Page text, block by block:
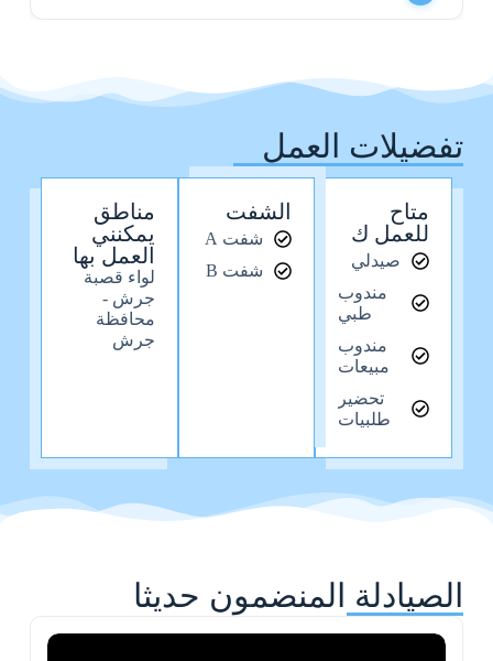
تفضيلات العمل
متاح
للعمل ك
صيدلي
مندوب
طبي
مندوب
مبيعات
تحضير
طلبيات
الشفت
شفت A
شفت B
مناطق
يمكنني
العمل بها
لواء قصبة
جرش -
محافظة
جرش
الصيادلة المنضمون حديثا